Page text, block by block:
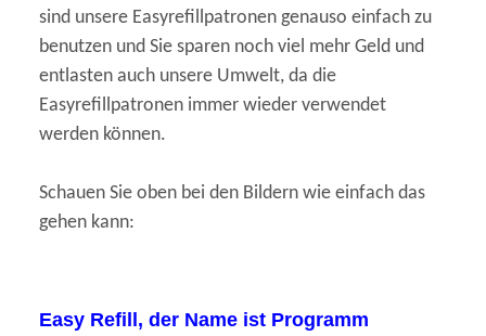
sind unsere Easyrefillpatronen genauso einfach zu
benutzen und Sie sparen noch viel mehr Geld und
entlasten auch unsere Umwelt, da die
Easyrefillpatronen immer wieder verwendet
werden können.
Schauen Sie oben bei den Bildern wie einfach das
gehen kann:
Easy Refill, der Name ist Programm